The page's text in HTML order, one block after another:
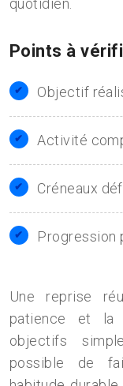
quotidien.
Points à
Objectif
Activité
Créneaux
Progression
Une reprise
patience et la
objectifs
possible de